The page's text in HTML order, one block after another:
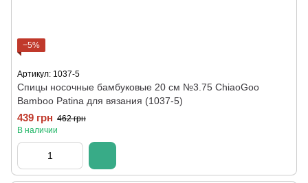
−5%
Артикул: 1037-5
Спицы носочные бамбуковые 20 см №3.75 ChiaoGoo
Bamboo Patina для вязания (1037-5)
439 грн 462 грн
В наличии